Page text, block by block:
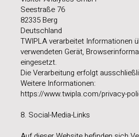
Seestraße 76
82335 Berg
Deutschland
TWIPLA verarbeitet Informationen
verwendeten Gerät,
eingesetzt.
Die Verarbeitung erfolgt
Weitere Informationen:
https://www.twipla.com/privacy-
8. Social-Media-Links